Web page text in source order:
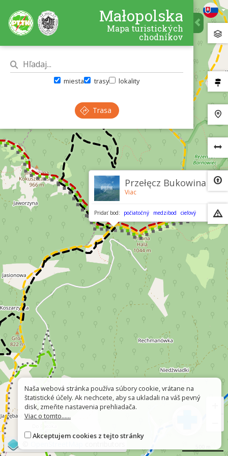
Przełęcz Bukowina
Viac
Pridať bod: počiatočný medzibod cieľový
Małopolska
Mapa turistických
chodníkov
miesta trasy lokality
Trasa
Naša webová stránka používa súbory cookie, vrátane na
štatistické účely. Ak nechcete, aby sa ukladali na váš pevný
disk, zmeňte nastavenia prehliadača.
Viac o tomto......
Akceptujem cookies z tejto stránky